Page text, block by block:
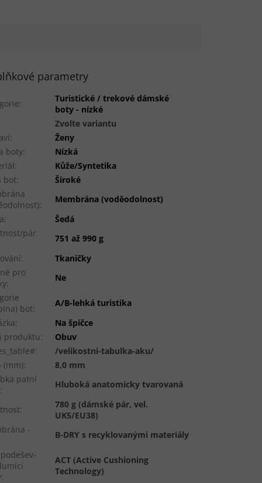
parametry
:
Turistické / trekové dámské
boty - nízké
Zvolte variantu
:
Ženy
boty:
Nízká
:
Kůže/Syntetika
bot:
Široké
:
Membrána (voděodolnost)
:
Šedá
pár
751 až 990 g
:
Tkaničky
pro
:
Ne
bot:
A/B-lehká turistika
:
Na špičce
produktu:
Obuv
:
/velikostni-tabulka-aku/
(mm):
8,0 mm
patní
:
Hluboká anatomicky tvarovaná
:
780 g (dámské pár, vel.
UK5/EU38)
-
B-DRY s recyklovanými materiály
:
ACT (Active Cushioning
Technology)